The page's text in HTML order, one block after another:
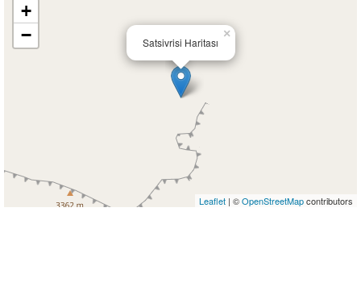
Satsivrisi Haritası
×
+
−
Leaflet | ©OpenStreetMapcontributors